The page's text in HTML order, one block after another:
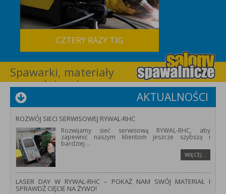
CZTERY RAZY TIG
Spawarki, materiały
spawalnicze i
wyposażenie dla
spawalnictwa –
RYWAL-RHC
AKTUALNOŚCI
ROZWÓJ SIECI SERWISOWEJ RYWAL-RHC
Rozwijamy sieć serwisową RYWAL-RHC, aby
zapewnić naszym klientom jeszcze szybszą i
bardziej ...
WIĘCEJ…
LASER DAY W RYWAL-RHC – POKAŻ NAM SWÓJ MATERIAŁ I
SPRAWDŹ CIĘCIE NA ŻYWO!